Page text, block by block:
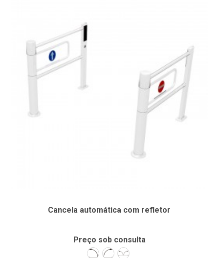
Cancela automática com refletor
Preço sob consulta
Esquerda
DireitaDupla